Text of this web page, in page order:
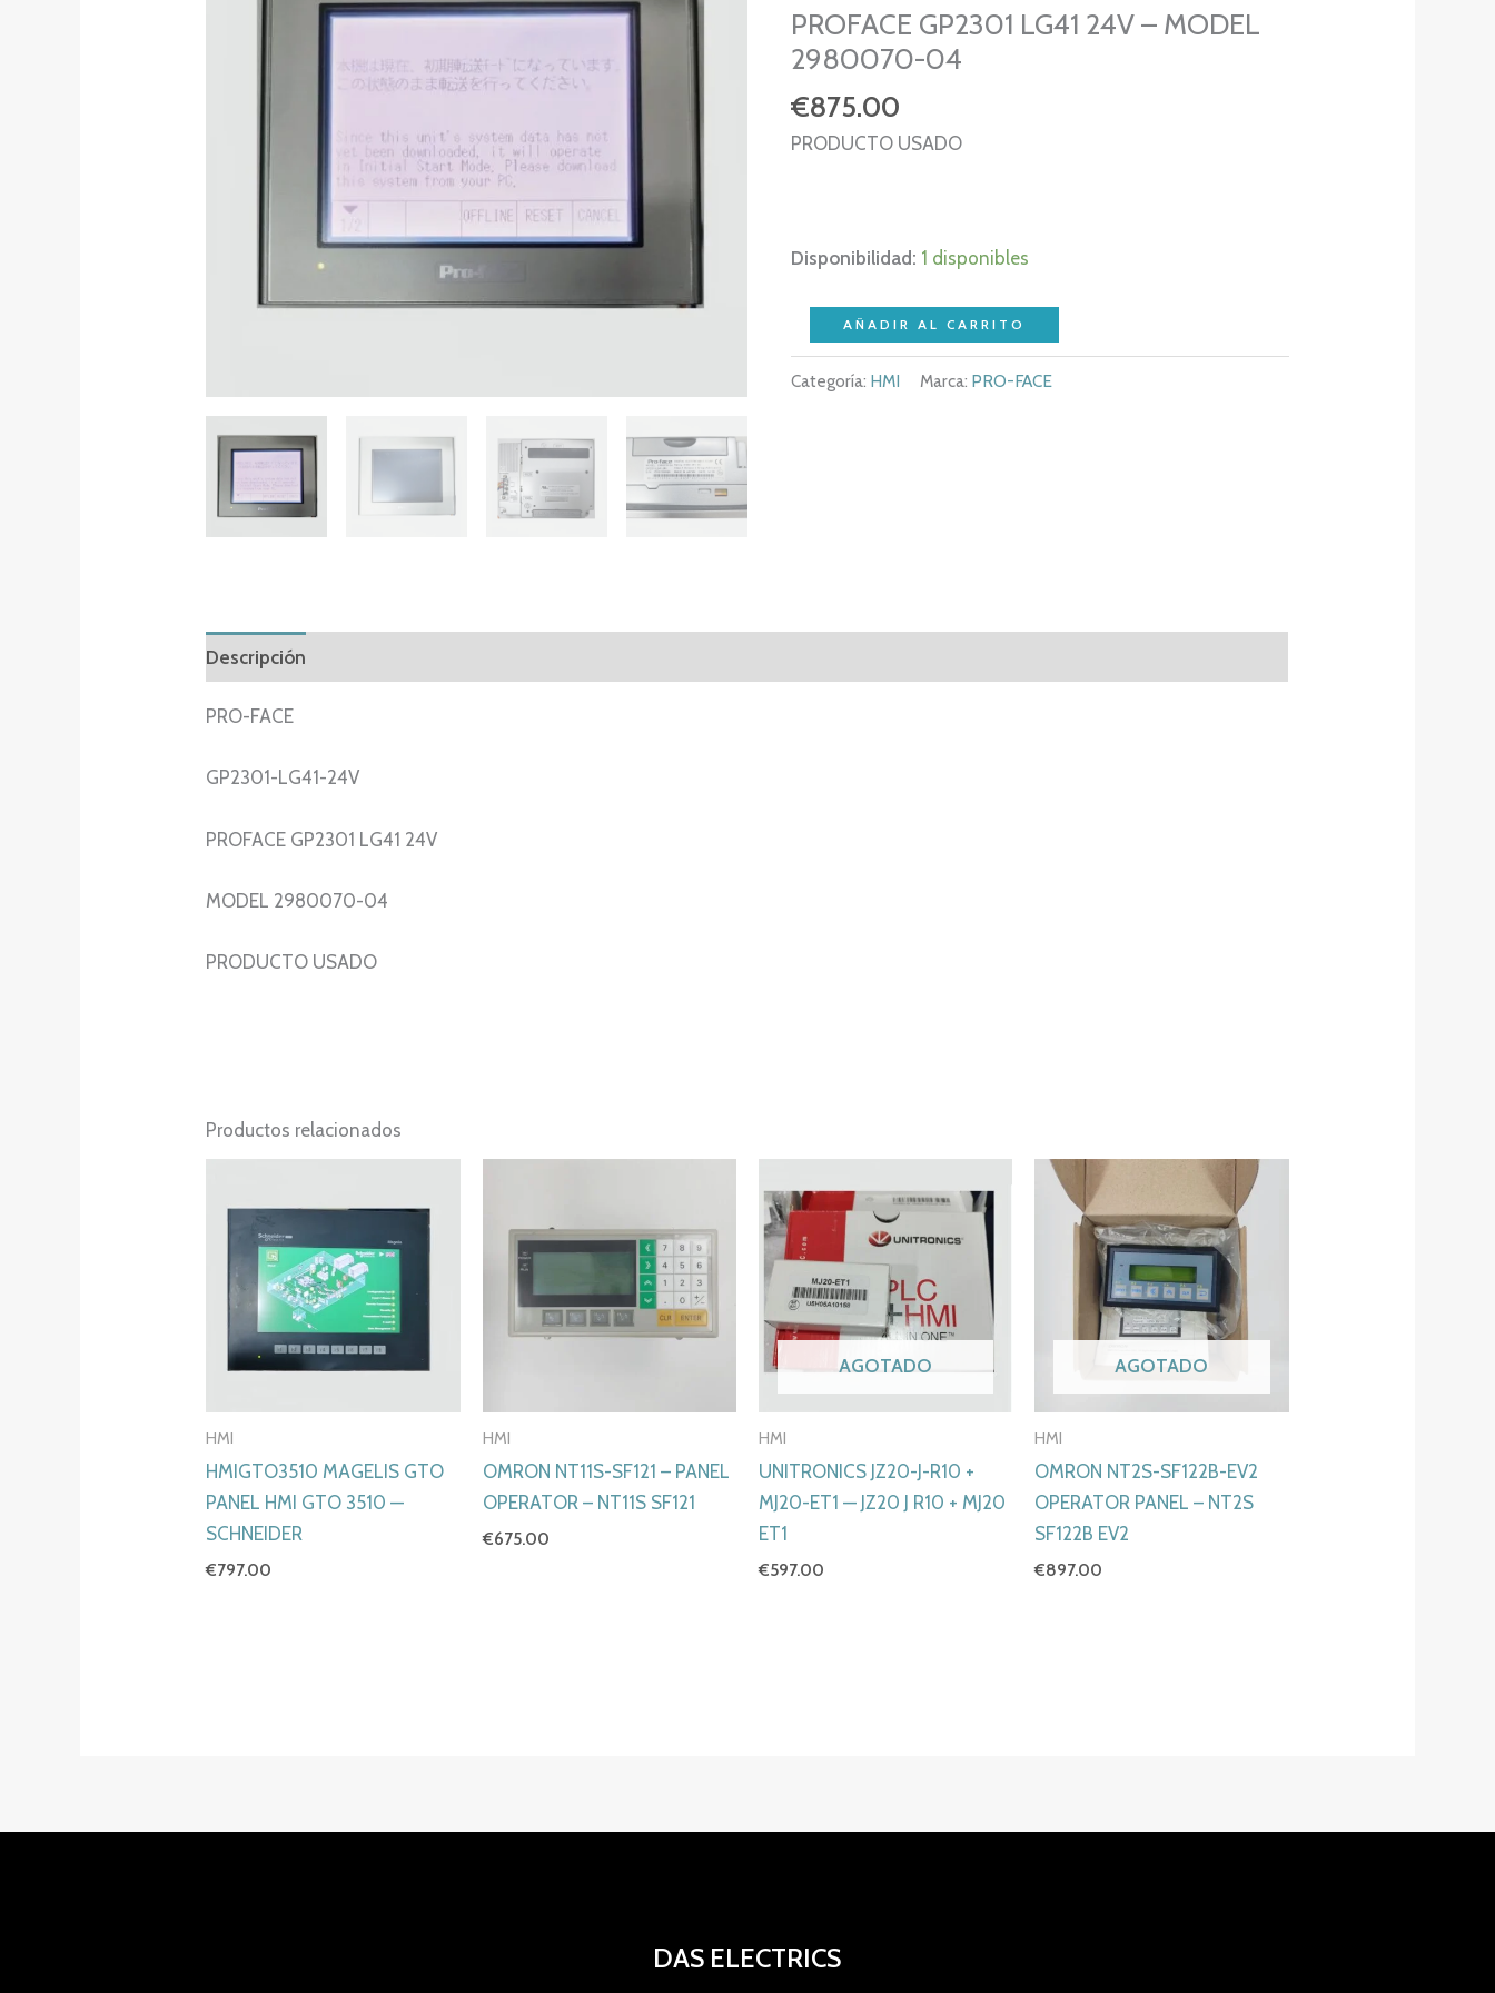
PROFACE GP2301 LG41 24V – MODEL
2980070-04
€875.00
PRODUCTO USADO
Disponibilidad: 1 disponibles
FACE
GP2301-
–
AÑADIR AL CARRITO
Categoría: HMI Marca: PRO-FACE
Descripción
PRO-FACE
GP2301-LG41-24V
PROFACE GP2301 LG41 24V
MODEL 2980070-04
PRODUCTO USADO
Productos relacionados
HMI
HMIGTO3510 MAGELIS GTO
PANEL HMI GTO 3510 —
SCHNEIDER
€797.00
HMI
OMRON NT11S-SF121 – PANEL
OPERATOR – NT11S SF121
€675.00
AGOTADO
HMI
UNITRONICS JZ20-J-R10 +
MJ20-ET1 — JZ20 J R10 + MJ20
ET1
€597.00
AGOTADO
HMI
OMRON NT2S-SF122B-EV2
OPERATOR PANEL – NT2S
SF122B EV2
€897.00
DAS ELECTRICS